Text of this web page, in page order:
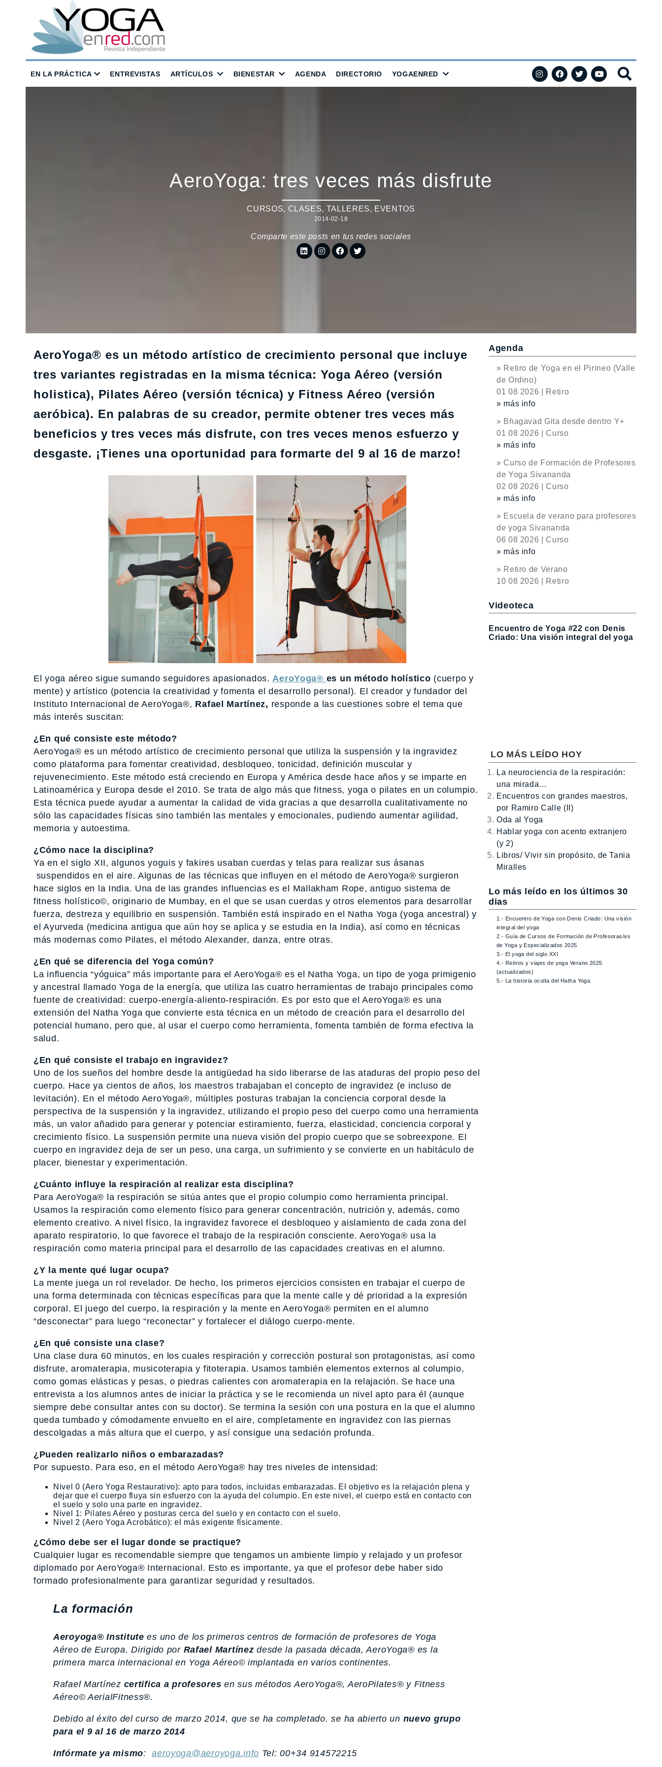
EN LA PRÁCTICA ENTREVISTAS ARTÍCULOS BIENESTAR AGENDA DIRECTORIO YOGAENRED
AeroYoga: tres veces más disfrute
CURSOS, CLASES, TALLERES, EVENTOS
2014-02-18
Comparte este posts en tus redes sociales
AeroYoga® es un método artístico de crecimiento personal que incluye
tres variantes registradas en la misma técnica: Yoga Aéreo (versión
holistica), Pilates Aéreo (versión técnica) y Fitness Aéreo (versión
aeróbica). En palabras de su creador, permite obtener tres veces más
beneficios y tres veces más disfrute, con tres veces menos esfuerzo y
desgaste. ¡Tienes una oportunidad para formarte del 9 al 16 de marzo!
El yoga aéreo sigue sumando seguidores apasionados.AeroYoga® es un método holístico (cuerpo y
mente) y artístico (potencia la creatividad y fomenta el desarrollo personal). El creador y fundador del
Instituto Internacional de AeroYoga®, Rafael Martínez, responde a las cuestiones sobre el tema que
más interés suscitan:
¿En qué consiste este método?
AeroYoga® es un método artístico de crecimiento personal que utiliza la suspensión y la ingravidez
como plataforma para fomentar creatividad, desbloqueo, tonicidad, definición muscular y
rejuvenecimiento. Este método está creciendo en Europa y América desde hace años y se imparte en
Latinoamérica y Europa desde el 2010. Se trata de algo más que fitness, yoga o pilates en un columpio.
Esta técnica puede ayudar a aumentar la calidad de vida gracias a que desarrolla cualitativamente no
sólo las capacidades físicas sino también las mentales y emocionales, pudiendo aumentar agilidad,
memoria y autoestima.
¿Cómo nace la disciplina?
Ya en el siglo XII, algunos yoguis y fakires usaban cuerdas y telas para realizar sus ásanas
suspendidos en el aire. Algunas de las técnicas que influyen en el método de AeroYoga® surgieron
hace siglos en la India. Una de las grandes influencias es el Mallakham Rope, antiguo sistema de
fitness holístico©, originario de Mumbay, en el que se usan cuerdas y otros elementos para desarrollar
fuerza, destreza y equilibrio en suspensión. También está inspirado en el Natha Yoga (yoga ancestral) y
el Ayurveda (medicina antigua que aún hoy se aplica y se estudia en la India), así como en técnicas
más modernas como Pilates, el método Alexander, danza, entre otras.
¿En qué se diferencia del Yoga común?
La influencia “yóguica” más importante para el AeroYoga® es el Natha Yoga, un tipo de yoga primigenio
y ancestral llamado Yoga de la energía, que utiliza las cuatro herramientas de trabajo principales como
fuente de creatividad: cuerpo-energía-aliento-respiración. Es por esto que el AeroYoga® es una
extensión del Natha Yoga que convierte esta técnica en un método de creación para el desarrollo del
potencial humano, pero que, al usar el cuerpo como herramienta, fomenta también de forma efectiva la
salud.
¿En qué consiste el trabajo en ingravidez?
Uno de los sueños del hombre desde la antigüedad ha sido liberarse de las ataduras del propio peso del
cuerpo. Hace ya cientos de años, los maestros trabajaban el concepto de ingravidez (e incluso de
levitación). En el método AeroYoga®, múltiples posturas trabajan la conciencia corporal desde la
perspectiva de la suspensión y la ingravidez, utilizando el propio peso del cuerpo como una herramienta
más, un valor añadido para generar y potenciar estiramiento, fuerza, elasticidad, conciencia corporal y
crecimiento físico. La suspensión permite una nueva visión del propio cuerpo que se sobreexpone. El
cuerpo en ingravidez deja de ser un peso, una carga, un sufrimiento y se convierte en un habitáculo de
placer, bienestar y experimentación.
¿Cuánto influye la respiración al realizar esta disciplina?
Para AeroYoga® la respiración se sitúa antes que el propio columpio como herramienta principal.
Usamos la respiración como elemento físico para generar concentración, nutrición y, además, como
elemento creativo. A nivel físico, la ingravidez favorece el desbloqueo y aislamiento de cada zona del
aparato respiratorio, lo que favorece el trabajo de la respiración consciente. AeroYoga® usa la
respiración como materia principal para el desarrollo de las capacidades creativas en el alumno.
¿Y la mente qué lugar ocupa?
La mente juega un rol revelador. De hecho, los primeros ejercicios consisten en trabajar el cuerpo de
una forma determinada con técnicas específicas para que la mente calle y dé prioridad a la expresión
corporal. El juego del cuerpo, la respiración y la mente en AeroYoga® permiten en el alumno
“desconectar” para luego “reconectar” y fortalecer el diálogo cuerpo-mente.
¿En qué consiste una clase?
Una clase dura 60 minutos, en los cuales respiración y corrección postural son protagonistas, así como
disfrute, aromaterapia, musicoterapia y fitoterapia. Usamos también elementos externos al columpio,
como gomas elásticas y pesas, o piedras calientes con aromaterapia en la relajación. Se hace una
entrevista a los alumnos antes de iniciar la práctica y se le recomienda un nivel apto para él (aunque
siempre debe consultar antes con su doctor). Se termina la sesión con una postura en la que el alumno
queda tumbado y cómodamente envuelto en el aire, completamente en ingravidez con las piernas
descolgadas a más altura que el cuerpo, y así consigue una sedación profunda.
¿Pueden realizarlo niños o embarazadas?
Por supuesto. Para eso, en el método AeroYoga® hay tres niveles de intensidad:
Nivel 0 (Aero Yoga Restaurativo): apto para todos, incluidas embarazadas. El objetivo es la relajación plena y
dejar que el cuerpo fluya sin esfuerzo con la ayuda del columpio. En este nivel, el cuerpo está en contacto con
el suelo y solo una parte en ingravidez.
Nivel 1: Pilates Aéreo y posturas cerca del suelo y en contacto con el suelo.
Nivel 2 (Aero Yoga Acrobático): el más exigente físicamente.
¿Cómo debe ser el lugar donde se practique?
Cualquier lugar es recomendable siempre que tengamos un ambiente limpio y relajado y un profesor
diplomado por AeroYoga® Internacional. Esto es importante, ya que el profesor debe haber sido
formado profesionalmente para garantizar seguridad y resultados.
La formación
Aeroyoga® Institute es uno de los primeros centros de formación de profesores de Yoga
Aéreo de Europa. Dirigido por Rafael Martínez desde la pasada década, AeroYoga® es la
primera marca internacional en Yoga Aéreo© implantada en varios continentes.
Rafael Martínez certifica a profesores en sus métodos AeroYoga®, AeroPilates® y Fitness
Aéreo© AerialFitness®.
Debido al éxito del curso de marzo 2014, que se ha completado. se ha abierto un nuevo grupo
para el 9 al 16 de marzo 2014
Infórmate ya mismo:aeroyoga@aeroyoga.info Tel: 00+34 914572215
Agenda
» Retiro de Yoga en el Pirineo (Valle
de Ordino)
01 08 2026 | Retiro
» más info
» Bhagavad Gita desde dentro Y+
01 08 2026 | Curso
» más info
» Curso de Formación de Profesores
de Yoga Sivananda
02 08 2026 | Curso
» más info
» Escuela de verano para profesores
de yoga Sivananda
06 08 2026 | Curso
» más info
» Retiro de Verano
10 08 2026 | Retiro
Videoteca
Encuentro de Yoga #22 con Denis
Criado: Una visión integral del yoga
LO MÁS LEÍDO HOY
La neurociencia de la respiración:
una mirada…
Encuentros con grandes maestros,
por Ramiro Calle (II)
Oda al Yoga
Hablar yoga con acento extranjero
(y 2)
Libros/ Vivir sin propósito, de Tania
Miralles
Lo más leído en los últimos 30
dias
1.- Encuentro de Yoga con Denis Criado: Una visión
integral del yoga
2.- Guía de Cursos de Formación de Profesoras/es
de Yoga y Especializados 2025
3.- El yoga del siglo XXI
4.- Retiros y viajes de yoga Verano 2025
(actualizados)
5.- La historia oculta del Hatha Yoga